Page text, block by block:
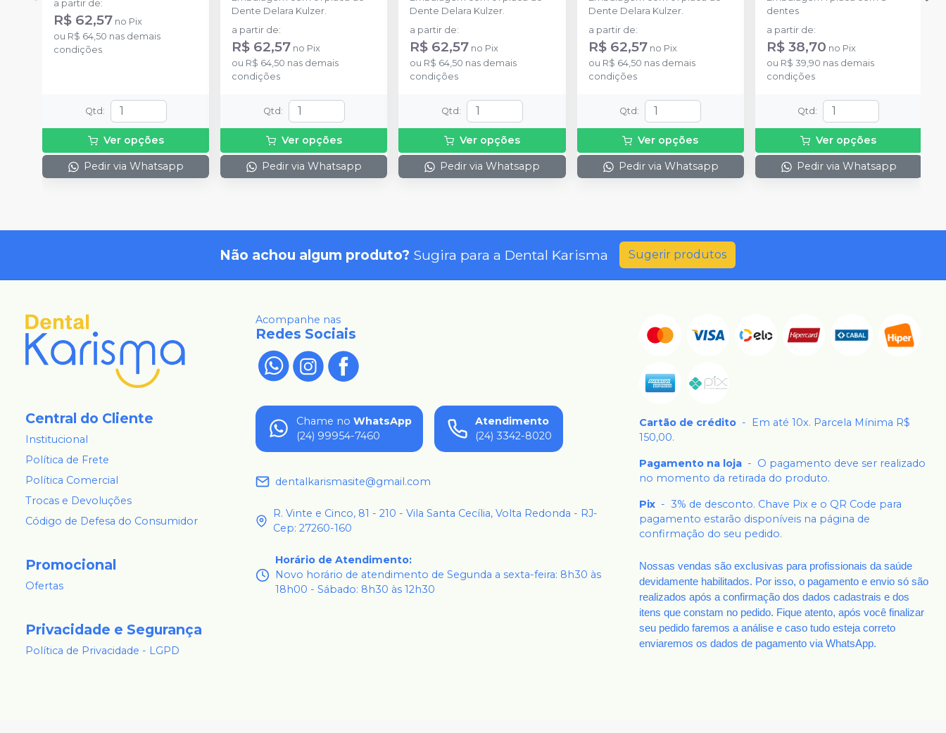
a partir de:
R$ 62,57 no Pix
ou R$ 64,50 nas demais
condições
Qtd :
Ver opções
Pedir via Whatsapp
Dente Delara Kulzer.
a partir de:
R$ 62,57 no Pix
ou R$ 64,50 nas demais
condições
Qtd :
Ver opções
Pedir via Whatsapp
Dente Delara Kulzer.
a partir de:
R$ 62,57 no Pix
ou R$ 64,50 nas demais
condições
Qtd :
Ver opções
Pedir via Whatsapp
Dente Delara Kulzer.
a partir de:
R$ 62,57 no Pix
ou R$ 64,50 nas demais
condições
Qtd :
Ver opções
Pedir via Whatsapp
dentes
a partir de:
R$ 38,70 no Pix
ou R$ 39,90 nas demais
condições
Qtd :
Ver opções
Pedir via Whatsapp
Não achou algum produto? Sugira para a Dental Karisma Sugerir produtos
Central do Cliente
Institucional
Política de Frete
Política Comercial
Trocas e Devoluções
Código de Defesa do Consumidor
Promocional
Ofertas
Privacidade e Segurança
Política de Privacidade - LGPD
Acompanhe nas
Redes Sociais
Chame no WhatsApp
(24) 99954-7460
Atendimento
(24) 3342-8020
dentalkarismasite@gmail.com
R. Vinte e Cinco, 81 - 210 - Vila Santa Cecília, Volta Redonda - RJ-
Cep: 27260-160
Horário de Atendimento:
Novo horário de atendimento de Segunda a sexta-feira: 8h30 às
18h00 - Sábado: 8h30 às 12h30
Cartão de crédito -
Em até 10x. Parcela Mínima R$
150,00.
Pagamento na loja - O pagamento deve ser realizado
no momento da retirada do produto.
Pix - 3% de desconto. Chave Pix e o QR Code para
pagamento estarão disponíveis na página de
confirmação do seu pedido.
Nossas vendas são exclusivas para profissionais da saúde
devidamente habilitados. Por isso, o pagamento e envio só são
realizados após a confirmação dos dados cadastrais e dos
itens que constam no pedido. Fique atento, após você finalizar
seu pedido faremos a análise e caso tudo esteja correto
enviaremos os dados de pagamento via WhatsApp.